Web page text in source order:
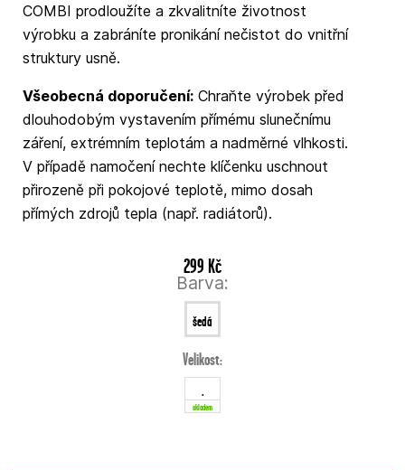
COMBI prodloužíte a zkvalitníte životnost
výrobku a zabráníte pronikání nečistot do vnitřní
struktury usně.
Všeobecná doporučení:Chraňte výrobek před
dlouhodobým vystavením přímému slunečnímu
záření, extrémním teplotám a nadměrné vlhkosti.
V případě namočení nechte klíčenku uschnout
přirozeně při pokojové teplotě, mimo dosah
přímých zdrojů tepla (např. radiátorů).
299 Kč
Barva:
šedá
Velikost:
.
skladem